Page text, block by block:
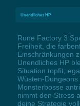
Unendliches HP
Rune Factory 3
Freiheit, die
Einschränkungen
Unendliches HP
Situation topfit,
Wüsten-
Monsterbosse
nimmt den Stress
deine Strategie